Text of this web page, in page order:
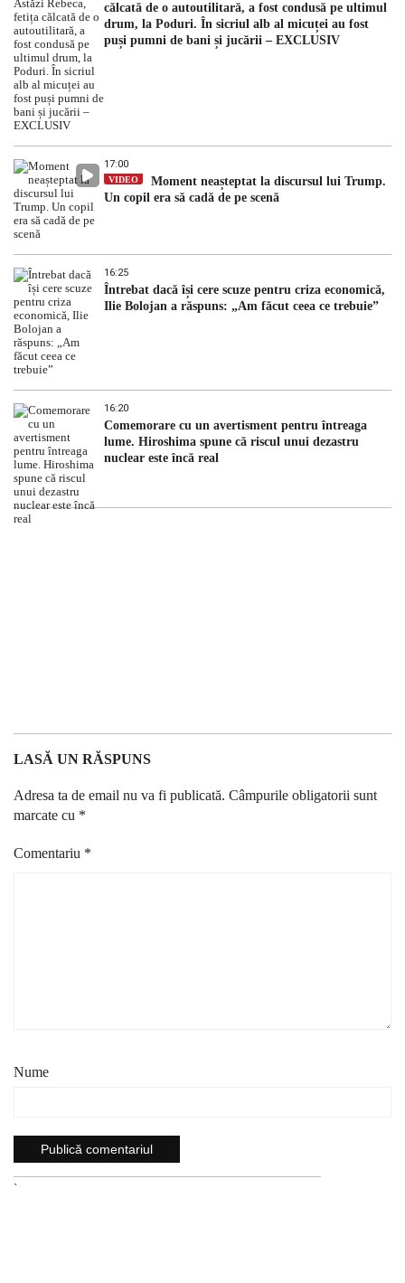
călcată de o autoutilitară, a fost condusă pe ultimul
drum, la Poduri. În sicriul alb al micuței au fost
puși pumni de bani și jucării – EXCLUSIV
17:00
VIDEO
Moment neașteptat la discursul lui Trump.
Un copil era să cadă de pe scenă
16:25
Întrebat dacă își cere scuze pentru criza economică,
Ilie Bolojan a răspuns: „Am făcut ceea ce trebuie”
16:20
Comemorare cu un avertisment pentru întreaga
lume. Hiroshima spune că riscul unui dezastru
nuclear este încă real
LASĂ UN RĂSPUNS
Adresa ta de email nu va fi publicată. Câmpurile obligatorii sunt
marcate cu *
Comentariu *
Nume
`